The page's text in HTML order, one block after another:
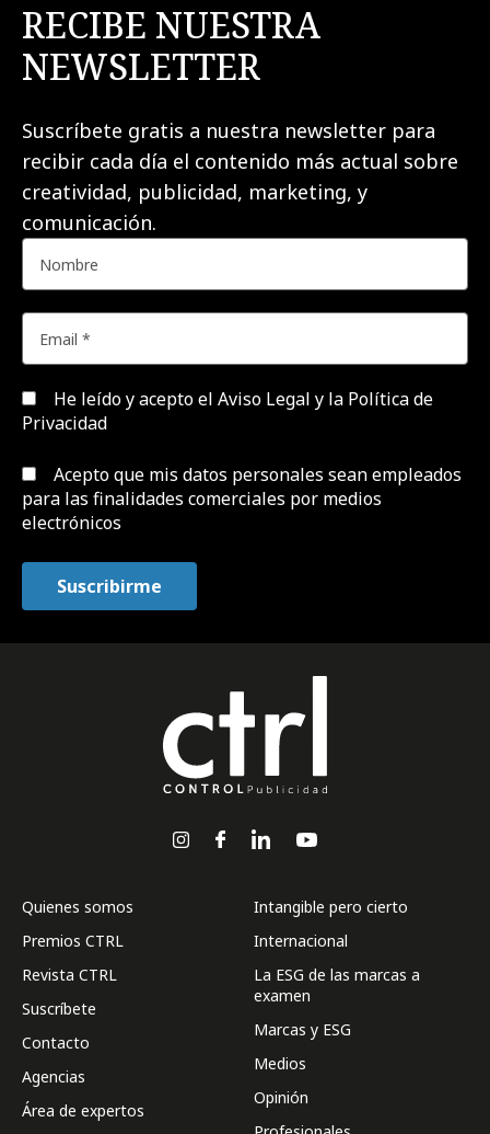
RECIBE NUESTRA
NEWSLETTER
Suscríbete gratis a nuestra newsletter para
recibir cada día el contenido más actual sobre
creatividad, publicidad, marketing, y
comunicación.
He leído y acepto el Aviso Legal y la Política de
Privacidad
Acepto que mis datos personales sean empleados
para las finalidades comerciales por medios
electrónicos
Quienes somos
Premios CTRL
Revista CTRL
Suscríbete
Contacto
Agencias
Área de expertos
Intangible pero cierto
Internacional
La ESG de las marcas a
examen
Marcas y ESG
Medios
Opinión